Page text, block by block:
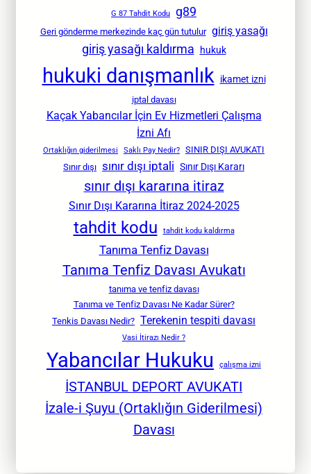
G 87 Tahdit Kodu g89
Geri gönderme merkezinde kaç gün tutulur giriş yasağı
giriş yasağı kaldırma hukuk
hukuki danışmanlık ikamet izni
iptal davası
Kaçak Yabancılar İçin Ev Hizmetleri Çalışma
İzni Afı
Ortaklığın giderilmesi Saklı Pay Nedir?
SINIR DIŞI AVUKATI
Sınır dışı sınır dışı iptali Sınır Dışı Kararı
sınır dışı kararına itiraz
Sınır Dışı Kararına İtiraz 2024-2025
tahdit kodu tahdit kodu kaldırma
Tanıma Tenfiz Davası
Tanıma Tenfiz Davası Avukatı
tanıma ve tenfiz davası
Tanıma ve Tenfiz Davası Ne Kadar Sürer?
Tenkis Davası Nedir? Terekenin tespiti davası
Vasi İtirazı Nedir ?
Yabancılar Hukuku çalışma izni
İSTANBUL DEPORT AVUKATI
İzale-i Şuyu (Ortaklığın Giderilmesi)
Davası